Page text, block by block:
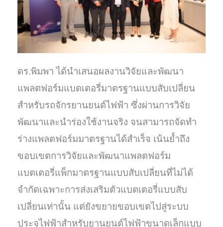
ดร.พิมพา ได้นำเสนอผลงานวิจัยและพัฒนา
แพลตฟอร์มแบตเตอรี่มาตรฐานแบบสับเปลี่ยน
สำหรับรถจักรยานยนต์ไฟฟ้า ซึ่งผ่านการวิจัย
พัฒนาและนำร่องใช้งานจริง จนสามารถจัดทำ
ร่างแพลตฟอร์มมาตรฐานได้สำเร็จ เน้นย้ำถึง
ขอบเขตการวิจัยและพัฒนาแพลตฟอร์ม
แบตเตอรี่แพ็กมาตรฐานแบบสับเปลี่ยนที่ไม่ได้
จำกัดเฉพาะการส่งเสริมตัวแบตเตอรี่แบบสับ
เปลี่ยนเท่านั้น แต่ยังขยายขอบเขตไปสู่ระบบ
ประจุไฟฟ้าสำหรับยานยนต์ไฟฟ้าขนาดเล็กแบบ